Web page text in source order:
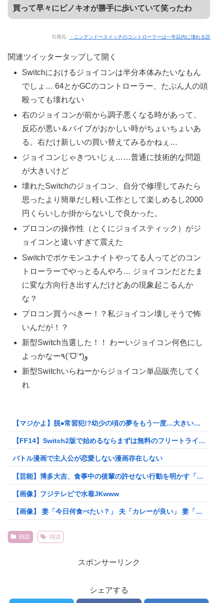
買って早々にピノキオが勝手に歩いていて笑ったわ
引用元: ・ニンテンドースイッチのコントローラーは一年以内に壊れる説
関連ツイッタータップして開く
Switchにおけるジョイコンは半分本体みたいなもん
でしょ… 64とかGCのコントローラー、たぶん人の頭
殴っても壊れない
右のジョイコンが前から調子悪くなる時があって、
反応が悪い＆バイブがおかしい時がちょいちょいあ
る。右だけ新しいの買い替えてみるかねぇ…
ジョイコンじゃきついじぇ……普通に技術的な問題
が大きいけど
壊れたSwitchのジョイコン、自分で修理してみたら
思ったより簡単だし軽い工作として楽しめるし2000
円くらいしか掛からないしで良かった。
プロコンの操作性（とくにジョイスティック）がジ
ョイコンと違いすぎて震えた
Switchでポケモンユナイトやってる人ってどのコン
トローラーでやっとるんやろ… ジョイコンだとたま
に変な方向行き出すんだけどあの現象起こるんか
な？
プロコン買うべきー！？私ジョイコン壊しそうで怖
いんだが！？
新型Switch当選した！！ わーいジョイコン何色にし
よっかなー٩(ˊᗜˋ*)و
新型Switchいらねーからジョイコン単品販売してく
れ
【マジかよ】脱●常習犯!?幼少の頃の夢をもう一度…大きいお友達長年の悲願!?映るだけで罪DEATHがそれは…おっさん激ヤバすぎる!!
【FF14】Switch2版で始めるならまずは無料のフリートライアルがおすすめ！数百時間遊べるので、面白かったらコンプリートパックを購入すればOK
バトル漫画で主人公が恋愛しない漫画存在しない
【芸能】博多大吉、食事中の後輩の許せない行動を明かす「それはないって」
【画像】フジテレビで水着JKwww
【画像】 妻「今日何食べたい？」 夫「カレーが良い」 妻「ギャオオオオオオン！！」
雑談 雑談
スポンサーリンク
シェアする